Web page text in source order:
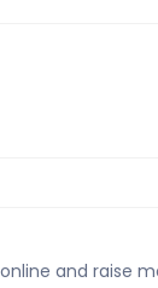
and raise